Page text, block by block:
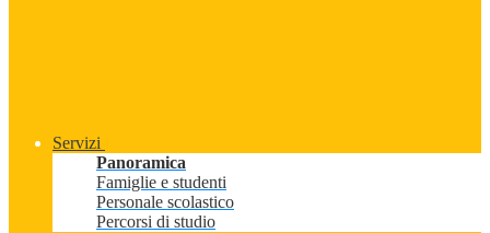
Servizi
Panoramica
Famiglie e studenti
Personale scolastico
Percorsi di studio